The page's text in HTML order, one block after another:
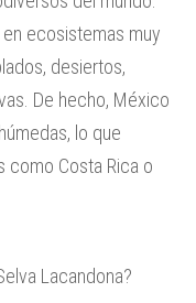
ecosistemas muy
desiertos,
De hecho, México
lo que
como Costa Rica o